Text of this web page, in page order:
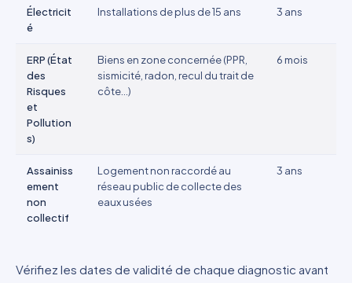
Électricit
é
Installations de plus de 15 ans 3 ans
ERP (État
des
Risques
et
Pollution
s)
Biens en zone concernée (PPR,
sismicité, radon, recul du trait de
côte...)
6 mois
Assainiss
ement
non
collectif
Logement non raccordé au
réseau public de collecte des
eaux usées
3 ans
Vérifiez les dates de validité de chaque diagnostic avant